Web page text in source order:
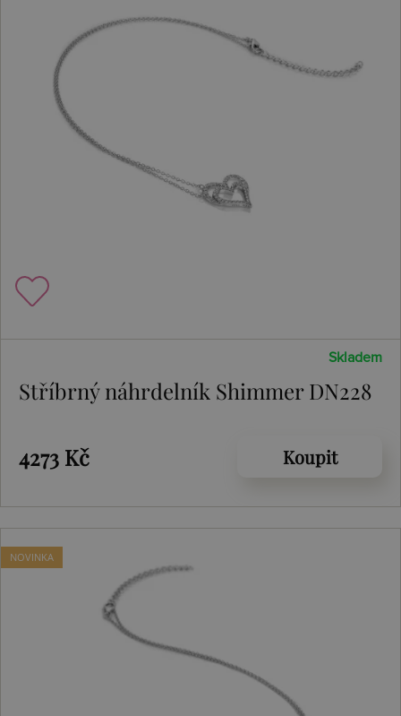
Skladem
Stříbrný náhrdelník Shimmer DN228
4273 Kč Koupit
NOVINKA